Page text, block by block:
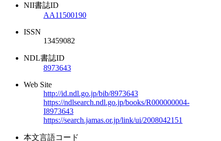
NII書誌ID
AA11500190
ISSN
13459082
NDL書誌ID
8973643
Web Site
http://id.ndl.go.jp/bib/8973643
https://ndlsearch.ndl.go.jp/books/R000000004-
I8973643
https://search.jamas.or.jp/link/ui/2008042151
本文言語コード